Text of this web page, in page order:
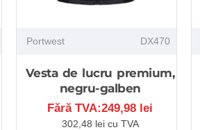
Portwest DX470
Vesta de lucru premium,
negru-galben
Fără TVA:249,98 lei
302,48 lei cu TVA